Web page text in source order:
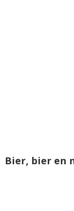
Bier, bier en